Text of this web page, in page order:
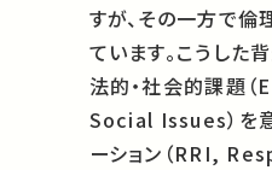
すが、その一方で
ています。こうした
法的・社会的課題
Social Issues）を
ーション（RRI,